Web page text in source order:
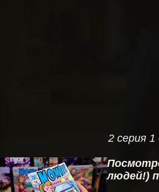
2 серия
людей!)